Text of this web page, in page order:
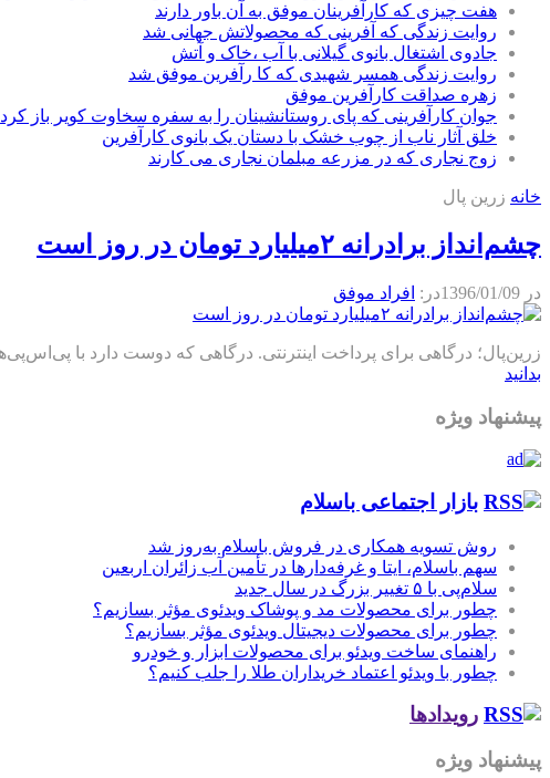
هفت چیزی که کارآفرینان موفق به آن باور دارند
روایت زندگی که آفرینی که محصولاتش جهانی شد
جادوی اشتغال بانوی گیلانی با آب ،خاک و آتش
روایت زندگی همسر شهیدی که کا رآفرین موفق شد
زهره صداقت کارآفرین موفق
جوان کارآفرینی که پای روستانشینان را به سفره سخاوت کویر باز کرد
خلق آثار ناب از چوب خشک با دستان یک بانوی کارآفرین
زوج نجاری که در مزرعه مبلمان نجاری می کارند
خانه زرین پال
چشم‌انداز برادرانه ۲میلیارد تومان در روز است
در 1396/01/09در: افراد موفق
زرین‌پال؛ درگاهی برای پرداخت اینترنتی. درگاهی که دوست دارد با
بدانید
پیشنهاد ویژه
بازار اجتماعی باسلام
روش تسویه همکاری در فروش باسلام به‌روز شد
سهم باسلام، ایتا و غرفه‌دارها در تأمین آب زائران اربعین
سلام‌پی با ۵ تغییر بزرگ در سال جدید
چطور برای محصولات مد و پوشاک ویدئوی مؤثر بسازیم؟
چطور برای محصولات دیجیتال ویدئوی مؤثر بسازیم؟
راهنمای ساخت ویدئو برای محصولات ابزار و خودرو
چطور با ویدئو اعتماد خریداران طلا را جلب کنیم؟
رویدادها
پیشنهاد ویژه